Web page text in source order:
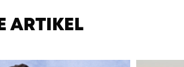
ARTIKEL